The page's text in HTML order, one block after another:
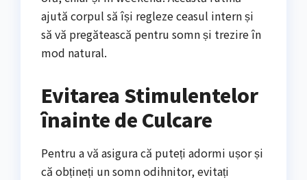
ajută corpul să își regleze ceasul intern și
să vă pregătească pentru somn și trezire în
mod natural.
Evitarea Stimulentelor
înainte de Culcare
Pentru a vă asigura că puteți adormi ușor și
că obțineți un somn odihnitor, evitați